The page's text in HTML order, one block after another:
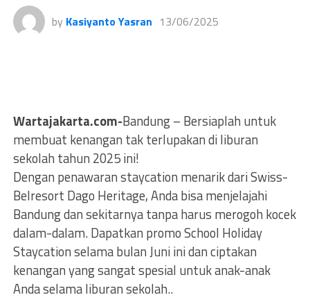
by Kasiyanto Yasran 13/06/2025
Wartajakarta.com-Bandung – Bersiaplah untuk
membuat kenangan tak terlupakan di liburan
sekolah tahun 2025 ini!
Dengan penawaran staycation menarik dari Swiss-
Belresort Dago Heritage, Anda bisa menjelajahi
Bandung dan sekitarnya tanpa harus merogoh kocek
dalam-dalam. Dapatkan promo School Holiday
Staycation selama bulan Juni ini dan ciptakan
kenangan yang sangat spesial untuk anak-anak
Anda selama liburan sekolah..